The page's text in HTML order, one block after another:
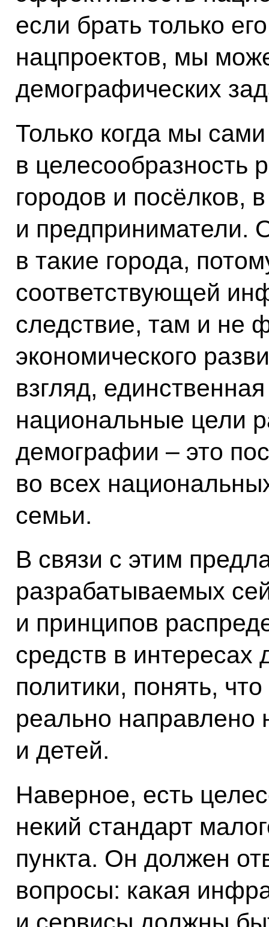
если брать только
нацпроектов, мы
демографических
Только когда мы
в целесообразность
городов и посёлков,
и предприниматели.
в такие города,
соответствующей
следствие, там и не
экономического
взгляд,
национальные цели
демографии – это
во всех
семьи.
В связи с этим
разрабатываемых
и принципов
средств в интересах
политики, понять,
реально направлено
и детей.
Наверное, есть
некий стандарт
пункта. Он должен
вопросы: какая